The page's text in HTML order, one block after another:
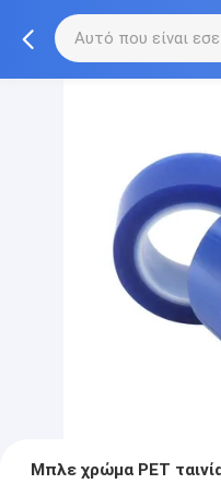
Μπλε χρώμα PET